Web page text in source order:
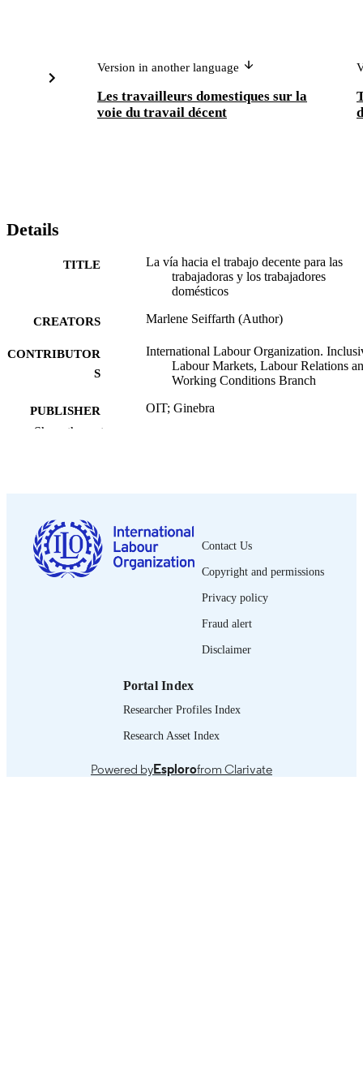
Version in another language
Les travailleurs domestiques sur la
voie du travail décent
Details
TITLE
La vía hacia el trabajo decente para las
trabajadoras y los trabajadores
domésticos
CREATORS Marlene Seiffarth (Author)
CONTRIBUTOR
S
International Labour Organization.
Labour Markets, Labour Relations
Working Conditions Branch
PUBLISHER OIT; Ginebra
NUMBER OF
PAGES
iv, 50 p.
ISBN 9789220381922; 9789220381939
es nuestra situación actual? -- 3. ¿Es
trabajadoras y los trabajadores
Show the rest
Contact Us
Copyright and permissions
Privacy policy
Fraud alert
Disclaimer
Portal Index
Researcher Profiles Index
Research Asset Index
Powered byEsplorofrom Clarivate